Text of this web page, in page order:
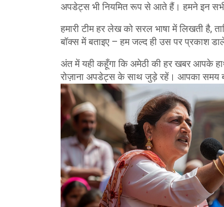
अपडेट्स भी नियमित रूप से आते हैं। हमने इन
हमारी टीम हर लेख को सरल भाषा में लिखती है,
बॉक्स में बताइए – हम जल्द ही उस पर प्रकाश
अंत में यही कहूँगा कि अमेठी की हर खबर आपके
रोज़ाना अपडेट्स के साथ जुड़े रहें। आपका समय